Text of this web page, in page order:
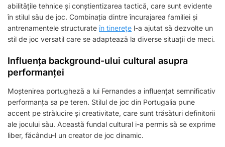
abilitățile tehnice și conștientizarea tactică, care sunt evidente
în stilul său de joc. Combinația dintre încurajarea familiei și
antrenamentele structurate în tinerețe l-a ajutat să dezvolte un
stil de joc versatil care se adaptează la diverse situații de meci.
Influența background-ului cultural asupra
performanței
Moștenirea portugheză a lui Fernandes a influențat semnificativ
performanța sa pe teren. Stilul de joc din Portugalia pune
accent pe strălucire și creativitate, care sunt trăsături definitorii
ale jocului său. Această fundal cultural i-a permis să se exprime
liber, făcându-l un creator de joc dinamic.